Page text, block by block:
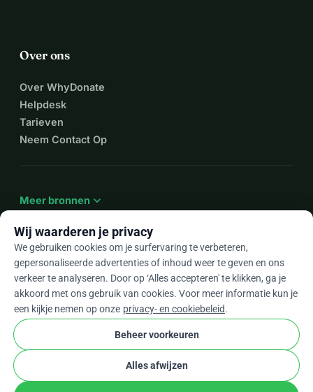
Over ons
Over WhyDonate
Helpdesk
Tarieven
Neem Contact Op
Meer bronnen expand_more
Nlarrow_drop_down
★★★★★ 4,9 / 5 op basis van 500+ reviews
WhyDonatePrivacy en cookies
Algemene voorwaarden
Cookie-instellingen
Wij waarderen je privacy
We gebruiken cookies om je surfervaring te verbeteren,
gepersonaliseerde advertenties of inhoud weer te geven en ons
verkeer te analyseren. Door op ‘Alles accepteren' te klikken, ga je
akkoord met ons gebruik van cookies. Voor meer informatie kun je
een kijkje nemen op onze privacy- en cookiebeleid.
Beheer voorkeuren
Alles afwijzen